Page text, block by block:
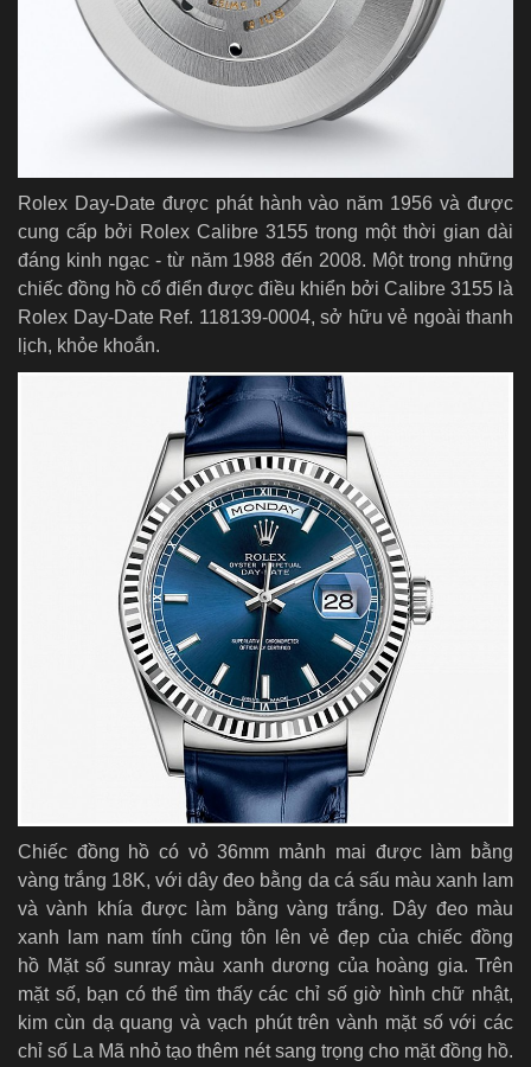
Rolex Day-Date được phát hành vào năm 1956 và được
cung cấp bởi Rolex Calibre 3155 trong một thời gian dài
đáng kinh ngạc - từ năm 1988 đến 2008. Một trong những
chiếc đồng hồ cổ điển được điều khiển bởi Calibre 3155 là
Rolex Day-Date Ref. 118139-0004, sở hữu vẻ ngoài thanh
lịch, khỏe khoắn.
Chiếc đồng hồ có vỏ 36mm mảnh mai được làm bằng
vàng trắng 18K, với dây đeo bằng da cá sấu màu xanh lam
và vành khía được làm bằng vàng trắng. Dây đeo màu
xanh lam nam tính cũng tôn lên vẻ đẹp của chiếc đồng
hồ Mặt số sunray màu xanh dương của hoàng gia. Trên
mặt số, bạn có thể tìm thấy các chỉ số giờ hình chữ nhật,
kim cùn dạ quang và vạch phút trên vành mặt số với các
chỉ số La Mã nhỏ tạo thêm nét sang trọng cho mặt đồng hồ.